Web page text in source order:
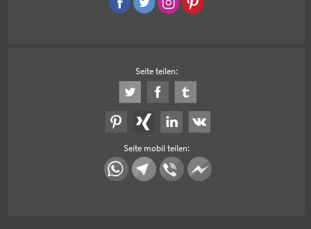
Seite teilen:
Seite mobil teilen: